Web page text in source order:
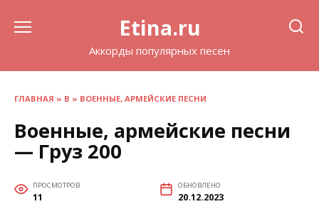
Etina.ru
Аккорды популярных песен
ГЛАВНАЯ » В » ВОЕННЫЕ, АРМЕЙСКИЕ ПЕСНИ
Военные, армейские песни
— Груз 200
ПРОСМОТРОВ
11
ОБНОВЛЕНО
20.12.2023